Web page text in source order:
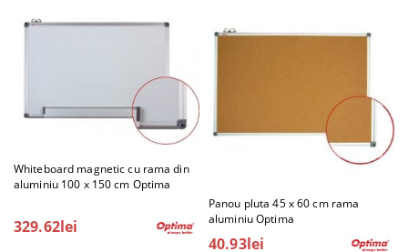
Whiteboard magnetic cu rama din
aluminiu 100 x 150 cm Optima
329.62lei
Panou pluta 45 x 60 cm rama
aluminiu Optima
40.93lei